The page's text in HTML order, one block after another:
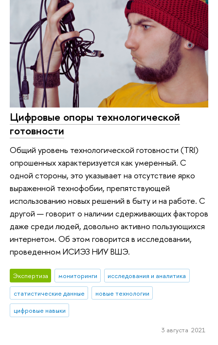
Цифровые опоры технологической
готовности
Общий уровень технологической готовности (TRI)
опрошенных характеризуется как умеренный. С
одной стороны, это указывает на отсутствие ярко
выраженной технофобии, препятствующей
использованию новых решений в быту и на работе. С
другой — говорит о наличии сдерживающих факторов
даже среди людей, довольно активно пользующихся
интернетом. Об этом говорится в исследовании,
проведенном ИСИЭЗ НИУ ВШЭ.
Экспертиза мониторинги
исследования и аналитика
статистические данные
новые технологии
цифровые навыки
3 августа 2021